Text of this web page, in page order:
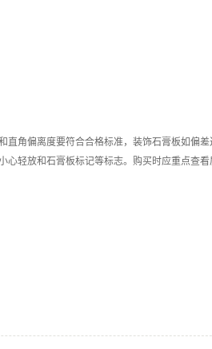
直角偏离度要符合合格标准，装饰石膏板如偏
心轻放和石膏板标记等标志。购买时应重点查看